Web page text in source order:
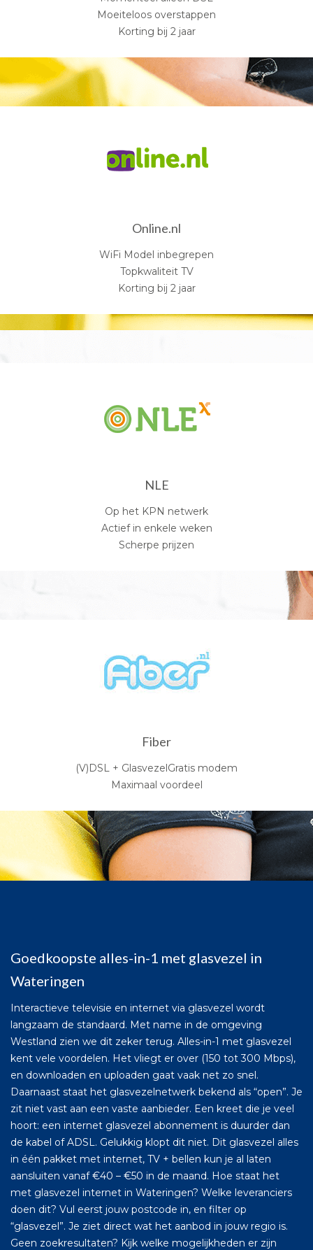
Moeiteloos overstappen
Korting bij 2 jaar
Online.nl
WiFi Model inbegrepen
Topkwaliteit TV
Korting bij 2 jaar
NLE
Op het KPN netwerk
Actief in enkele weken
Scherpe prijzen
Fiber
(V)DSL + GlasvezelGratis modem
Maximaal voordeel
Goedkoopste alles-in-1 met glasvezel in
Wateringen
Interactieve televisie en internet via glasvezel wordt
langzaam de standaard. Met name in de omgeving
Westland zien we dit zeker terug. Alles-in-1 met glasvezel
kent vele voordelen. Het vliegt er over (150 tot 300 Mbps),
en downloaden en uploaden gaat vaak net zo snel.
Daarnaast staat het glasvezelnetwerk bekend als “open”. Je
zit niet vast aan een vaste aanbieder. Een kreet die je veel
hoort: een internet glasvezel abonnement is duurder dan
de kabel of ADSL. Gelukkig klopt dit niet. Dit glasvezel alles
in één pakket met internet, TV + bellen kun je al laten
aansluiten vanaf €40 – €50 in de maand. Hoe staat het
met glasvezel internet in Wateringen? Welke leveranciers
doen dit? Vul eerst jouw postcode in, en filter op
“glasvezel”. Je ziet direct wat het aanbod in jouw regio is.
Geen zoekresultaten? Kijk welke mogelijkheden er zijn